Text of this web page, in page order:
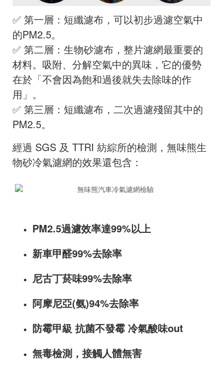
✅ 第一層：短纖濾布，可以初步過濾空氣中
的PM2.5。
✅ 第二層：生物砂濾布，整片濾網最重要的
材料。吸附、分解空氣中的異味，它的優勢
在於「不會因為飽和過後就失去除味的作
用」。
✅ 第三層：短纖濾布，二次過濾殘留其中的
PM2.5。
經過 SGS 及 TTRI 紡綜所的檢測，無味熊生
物砂冷氣濾網的效果還包含：
PM2.5過濾效率達99%以上
新車甲醛99%去除率
尼古丁菸味99%去除率
阿摩尼亞(氨)94%去除率
防霉甲級 抗菌不發霉 冷氣酸味out
無毒檢測，接觸人體無害